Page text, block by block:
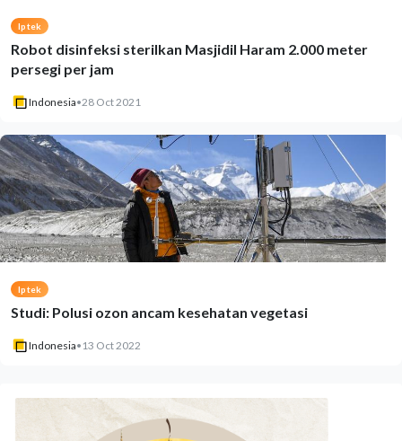
Iptek
Robot disinfeksi sterilkan Masjidil Haram 2.000 meter
persegi per jam
Indonesia•28 Oct 2021
Iptek
Studi: Polusi ozon ancam kesehatan vegetasi
Indonesia• 13 Oct 2022